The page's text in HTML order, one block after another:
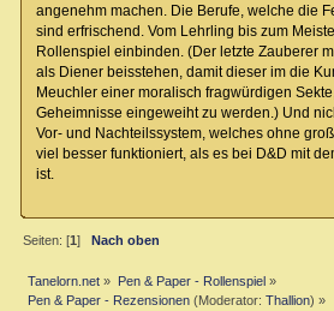
angenehm machen. Die Berufe, welche die
sind erfrischend. Vom Lehrling bis zum
Rollenspiel einbinden. (Der letzte Zauberer
als Diener beisstehen, damit dieser im die
Meuchler einer moralisch fragwürdigen
Geheimnisse eingeweiht zu werden.) Und
Vor- und Nachteilssystem, welches ohne
viel besser funktioniert, als es bei D&D mit
ist.
Seiten: [1]Nach oben
Tanelorn.net » Pen & Paper - Rollenspiel »
Pen & Paper - Rezensionen (Moderator:Thallion) »